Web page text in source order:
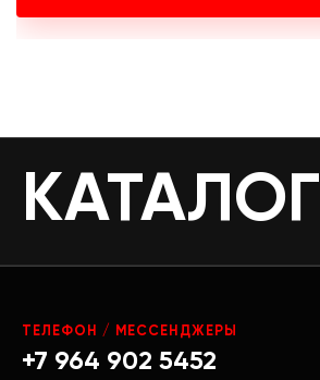
КАТАЛОГ
ТЕЛЕФОН / МЕССЕНДЖЕРЫ
+7 964 902 5452